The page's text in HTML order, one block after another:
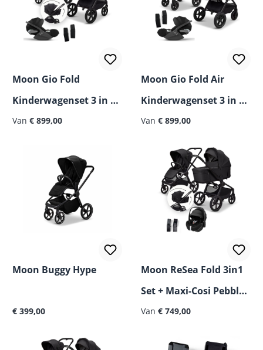
Moon Gio Fold
Kinderwagenset 3 in 1
incl. Cybex Cloud T i-
Van € 899,00
Moon Gio Fold Air
Kinderwagenset 3 in 1
incl. Cybex Cloud T i-
Van € 899,00
Moon Buggy Hype
Normale prijs:
€ 399,00
Moon ReSea Fold 3in1
Set + Maxi-Cosi Pebble
360 Pro2
Van € 749,00